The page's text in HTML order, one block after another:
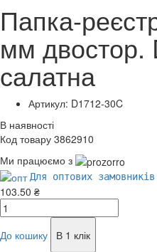
Папка-
мм двостор.
салатна
Артикул: D1712-30C
В наявності
Код товару 3862910
Ми працюємо з
Для оптових замовників
103.50 ₴
До кошику
В 1 клік